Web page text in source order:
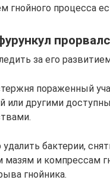
гнойного процесса
за его
пораженный
или другими
бактерии,
мазям и компрессам
гнойника.